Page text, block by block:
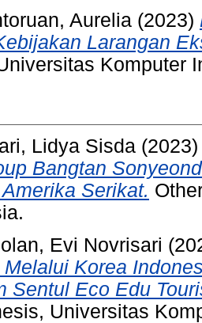
Aurelia (2023)
Larangan
Komputer
Lidya Sisda
Bangtan
Serikat.
Evi Novrisari
Korea
Sentul Eco Edu
Universitas